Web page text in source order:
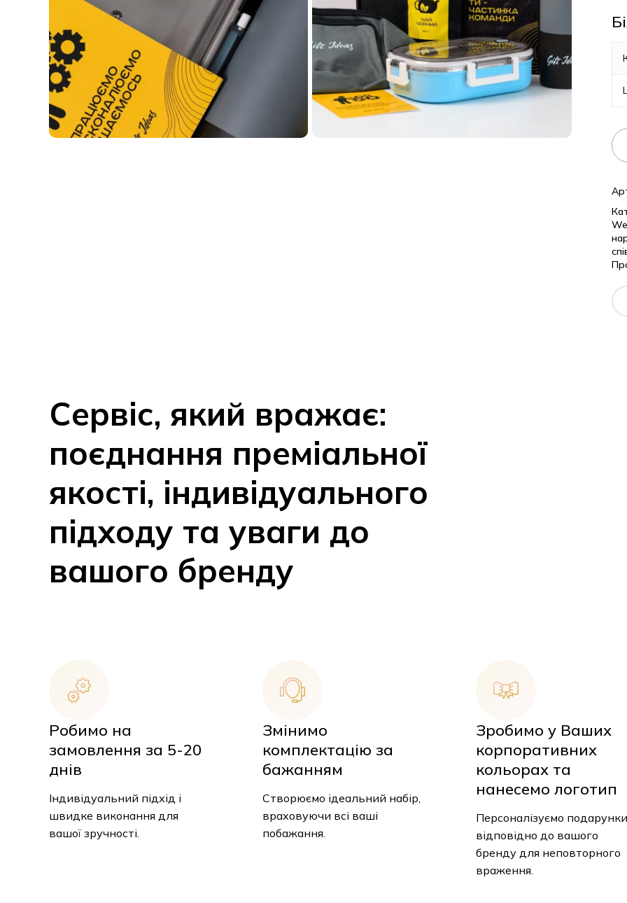
Сервіс, який вражає:
поєднання преміальної
якості, індивідуального
підходу та уваги до
вашого бренду
Робимо на
замовлення за 5-20
днів
Індивідуальний підхід і
швидке виконання для
вашої зручності.
Змінимо
комплектацію за
бажанням
Створюємо ідеальний
набір, враховуючи всі ваші
побажання.
Зробимо у Ваших
корпоративних
кольорах та
нанесемо логотип
Персоналізуємо подарунки
відповідно до вашого
бренду для неповторного
враження.